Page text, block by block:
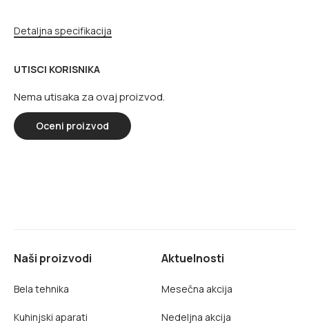
Detaljna specifikacija
UTISCI KORISNIKA
Nema utisaka za ovaj proizvod.
Oceni proizvod
Naši proizvodi
Bela tehnika
Kuhinjski aparati
Aktuelnosti
Mesečna akcija
Nedeljna akcija